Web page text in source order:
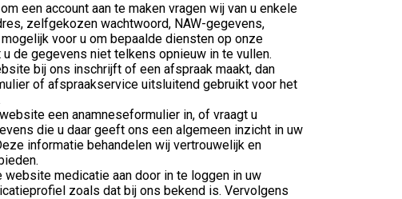
een account aan te maken vragen wij van u enkele
zelfgekozen wachtwoord, NAW-gegevens,
voor u om bepaalde diensten op onze
de gegevens niet telkens opnieuw in te vullen.
bij ons inschrijft of een afspraak maakt, dan
of afspraakservice uitsluitend gebruikt voor het
een anamneseformulier in, of vraagt u
die u daar geeft ons een algemeen inzicht in uw
informatie behandelen wij vertrouwelijk en
website medicatie aan door in te loggen in uw
zoals dat bij ons bekend is. Vervolgens